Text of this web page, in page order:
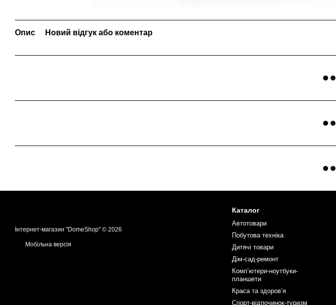
Опис Новий відгук або коментар
Інтернет-магазин "DomeShop" © 2026
Мобільна версія
Каталог
Автотовари
Побутова техніка
Дитячі товари
Дім-сад-ремонт
Компʼютери-ноутбуки-
планшети
Краса та здоровʼя
Спорт-відпочинок-туризм